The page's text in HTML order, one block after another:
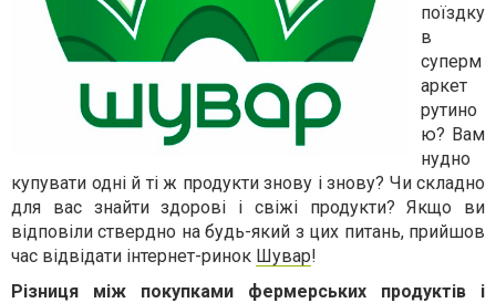
поїздку
в
суперм
аркет
рутино
ю? Вам
нудно
купувати одні й ті ж продукти знову і знову? Чи складно
для вас знайти здорові і свіжі продукти? Якщо ви
відповіли ствердно на будь-який з цих питань, прийшов
час відвідати інтернет-ринок Шувар!
Різниця між покупками фермерських продуктів і